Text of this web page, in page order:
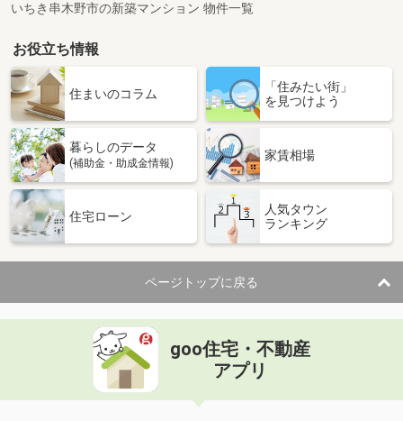
いちき串木野市の新築マンション 物件一覧
お役立ち情報
住まいのコラム
「住みたい街」
を見つけよう
暮らしのデータ
(補助金・助成金情報)
家賃相場
住宅ローン
人気タウン
ランキング
ページトップに戻る
goo住宅・不動産
アプリ